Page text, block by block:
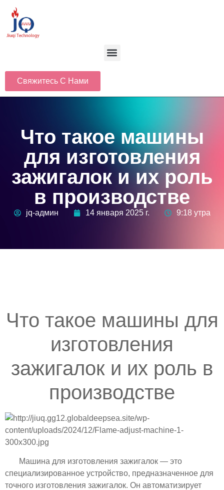
Свяжитесь С Нами
Что такое машины
для изготовления
зажигалок и их роль
в производстве
jq-админ 14 января 2025 г. 9:18 утра
Что такое машины для
изготовления
зажигалок и их роль в
производстве
Машина для изготовления зажигалок — это
специализированное устройство, предназначенное для
точного изготовления зажигалок. Он автоматизирует